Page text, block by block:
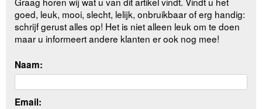
goed, leuk, mooi, slecht, lelijk, onbruikbaar of erg handig:
schrijf gerust alles op! Het is niet alleen leuk om te doen
maar u informeert andere klanten er ook nog mee!
Naam:
Email: